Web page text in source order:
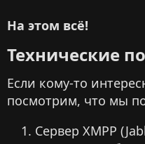
На этом всё!
Технические
Если кому-то
посмотрим, что мы
Сервер XMPP